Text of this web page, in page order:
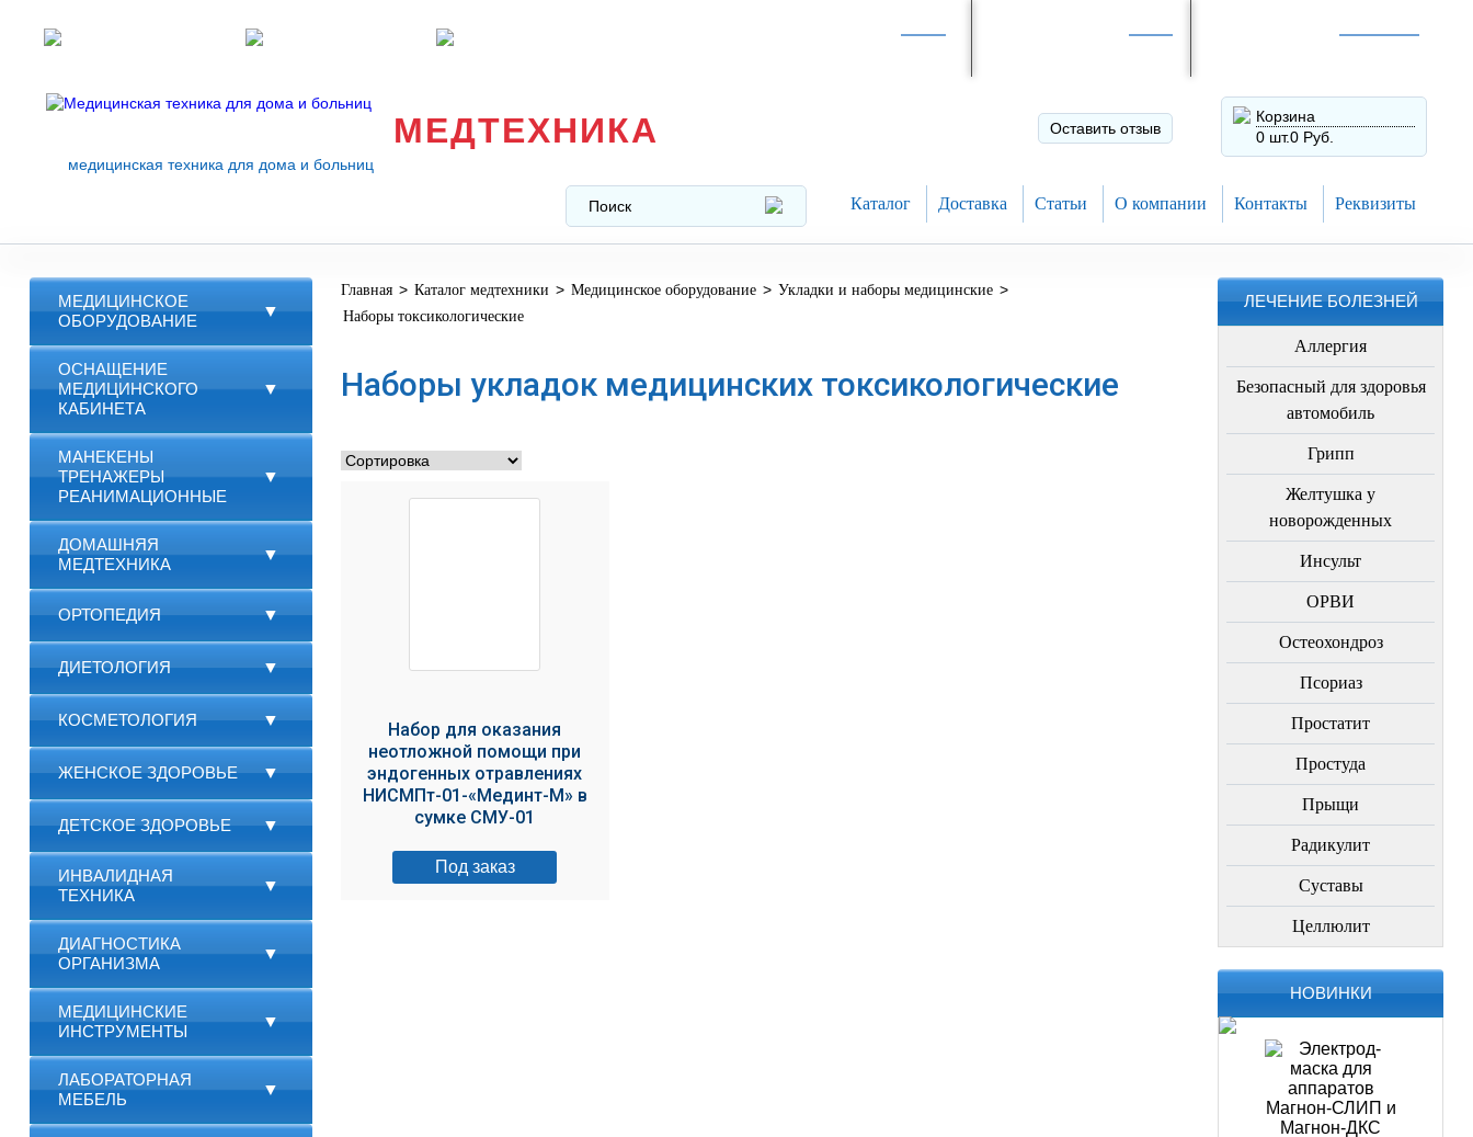
МЕДТЕХНИКА
медицинская техника для дома и больниц
Корзина
0 шт.0 Руб.
Оставить отзыв
Каталог Доставка Статьи О компании Контакты Реквизиты
МЕДИЦИНСКОЕ
ОБОРУДОВАНИЕ
▼
ОСНАЩЕНИЕ
МЕДИЦИНСКОГО
КАБИНЕТА
▼
МАНЕКЕНЫ
ТРЕНАЖЕРЫ
РЕАНИМАЦИОННЫЕ
▼
ДОМАШНЯЯ
МЕДТЕХНИКА
▼
ОРТОПЕДИЯ ▼
ДИЕТОЛОГИЯ ▼
КОСМЕТОЛОГИЯ ▼
ЖЕНСКОЕ ЗДОРОВЬЕ ▼
ДЕТСКОЕ ЗДОРОВЬЕ ▼
ИНВАЛИДНАЯ
ТЕХНИКА
▼
ДИАГНОСТИКА
ОРГАНИЗМА
▼
МЕДИЦИНСКИЕ
ИНСТРУМЕНТЫ
▼
ЛАБОРАТОРНАЯ
МЕБЕЛЬ
▼
Главная > Каталог медтехники > Медицинское оборудование > Укладки и наборы медицинские >
Наборы токсикологические
Наборы укладок медицинских токсикологические
Набор для оказания
неотложной помощи при
эндогенных отравлениях
НИСМПт-01-«Мединт-М» в
сумке СМУ-01
Под заказ
ЛЕЧЕНИЕ БОЛЕЗНЕЙ
Аллергия
Безопасный для здоровья
автомобиль
Грипп
Желтушка у
новорожденных
Инсульт
ОРВИ
Остеохондроз
Пcориаз
Простатит
Простуда
Прыщи
Радикулит
Суставы
Целлюлит
НОВИНКИ